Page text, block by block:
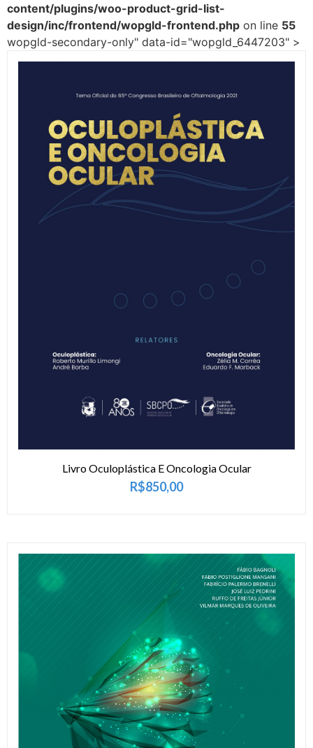
content/plugins/woo-product-grid-list-
design/inc/frontend/wopgld-frontend.php on line 55
wopgld-secondary-only" data-id="wopgld_6447203" >
Livro Oculoplástica E Oncologia Ocular
R$850,00